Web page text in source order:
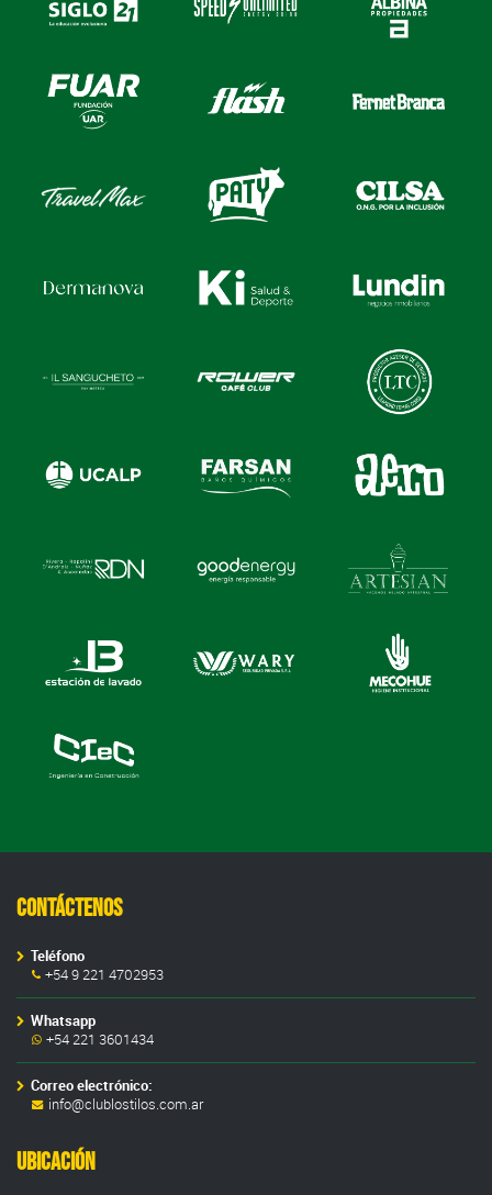
Contáctenos
Teléfono
+54 9 221 4702953
Whatsapp
+54 221 3601434
Correo electrónico:
info@clublostilos.com.ar
Ubicación